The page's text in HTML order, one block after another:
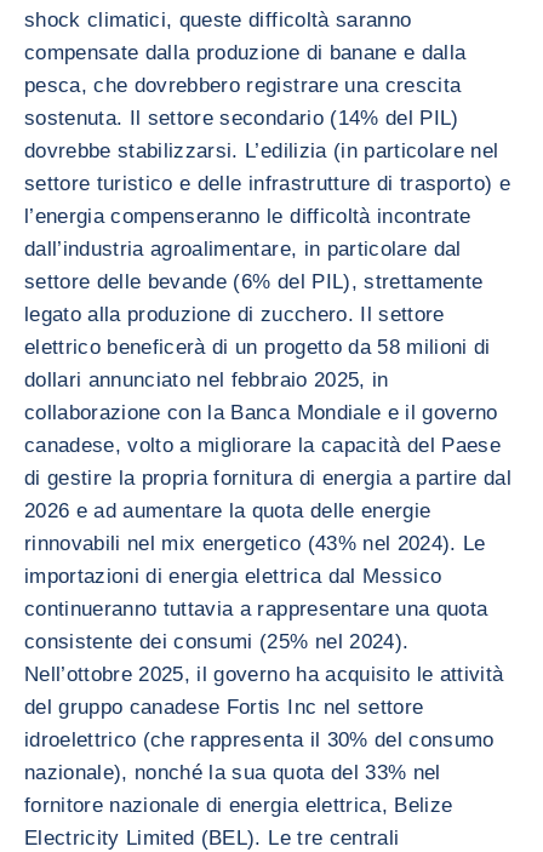
shock climatici, queste difficoltà saranno
compensate dalla produzione di banane e dalla
pesca, che dovrebbero registrare una crescita
sostenuta. Il settore secondario (14% del PIL)
dovrebbe stabilizzarsi. L’edilizia (in particolare nel
settore turistico e delle infrastrutture di trasporto) e
l’energia compenseranno le difficoltà incontrate
dall’industria agroalimentare, in particolare dal
settore delle bevande (6% del PIL), strettamente
legato alla produzione di zucchero. Il settore
elettrico beneficerà di un progetto da 58 milioni di
dollari annunciato nel febbraio 2025, in
collaborazione con la Banca Mondiale e il governo
canadese, volto a migliorare la capacità del Paese
di gestire la propria fornitura di energia a partire dal
2026 e ad aumentare la quota delle energie
rinnovabili nel mix energetico (43% nel 2024). Le
importazioni di energia elettrica dal Messico
continueranno tuttavia a rappresentare una quota
consistente dei consumi (25% nel 2024).
Nell’ottobre 2025, il governo ha acquisito le attività
del gruppo canadese Fortis Inc nel settore
idroelettrico (che rappresenta il 30% del consumo
nazionale), nonché la sua quota del 33% nel
fornitore nazionale di energia elettrica, Belize
Electricity Limited (BEL). Le tre centrali